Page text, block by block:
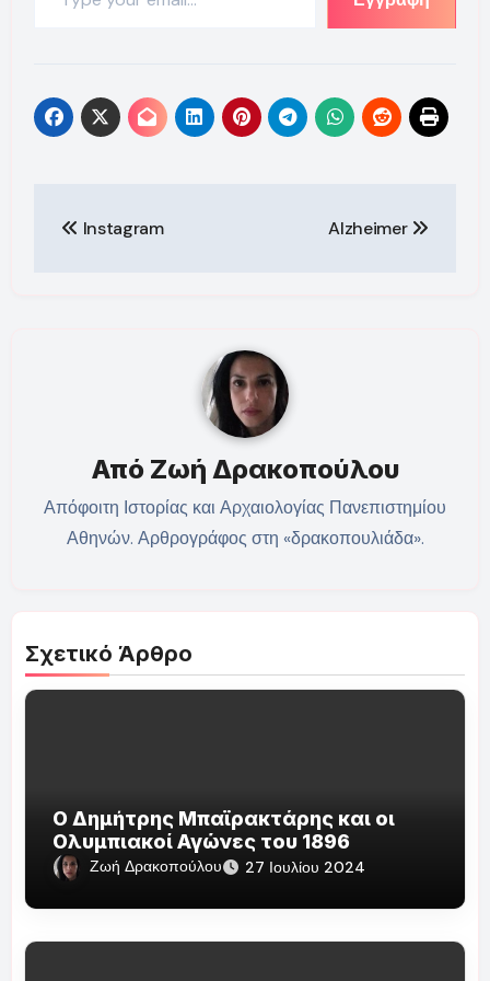
άρθρων
Instagram Alzheimer
Από Ζωή Δρακοπούλου
Απόφοιτη Ιστορίας και Αρχαιολογίας Πανεπιστημίου
Αθηνών. Αρθρογράφος στη «δρακοπουλιάδα».
Σχετικό Άρθρο
Ο Δημήτρης Μπαϊρακτάρης και οι
Ολυμπιακοί Αγώνες του 1896
Ζωή Δρακοπούλου 27 Ιουλίου 2024